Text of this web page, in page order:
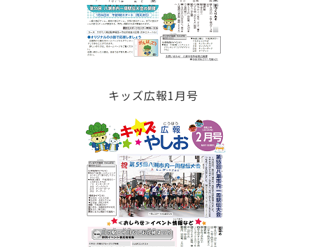
キッズ広報1月号